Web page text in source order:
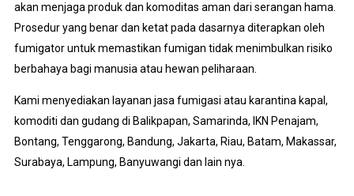
akan menjaga produk dan komoditas aman dari serangan hama.
Prosedur yang benar dan ketat pada dasarnya diterapkan oleh
fumigator untuk memastikan fumigan tidak menimbulkan risiko
berbahaya bagi manusia atau hewan peliharaan.
Kami menyediakan layanan jasa fumigasi atau karantina kapal,
komoditi dan gudang di Balikpapan, Samarinda, IKN Penajam,
Bontang, Tenggarong, Bandung, Jakarta, Riau, Batam, Makassar,
Surabaya, Lampung, Banyuwangi dan lain nya.